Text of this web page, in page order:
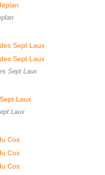
Sept Laux
Laux